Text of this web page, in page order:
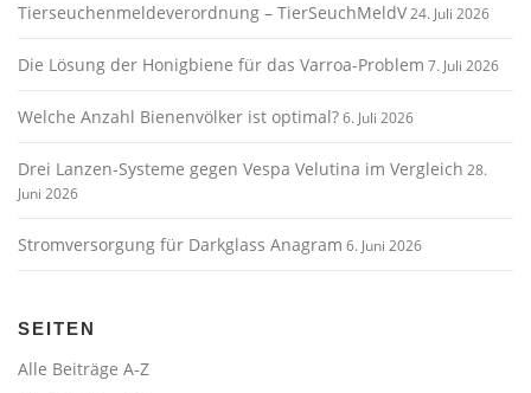
Tierseuchenmeldeverordnung – TierSeuchMeldV24. Juli 2026
Die Lösung der Honigbiene für das Varroa-Problem 7. Juli 2026
Welche Anzahl Bienenvölker ist optimal?6. Juli 2026
Drei Lanzen-Systeme gegen Vespa Velutina im Vergleich 28.
Juni 2026
Stromversorgung für Darkglass Anagram 6. Juni 2026
SEITEN
Alle Beiträge A-Z